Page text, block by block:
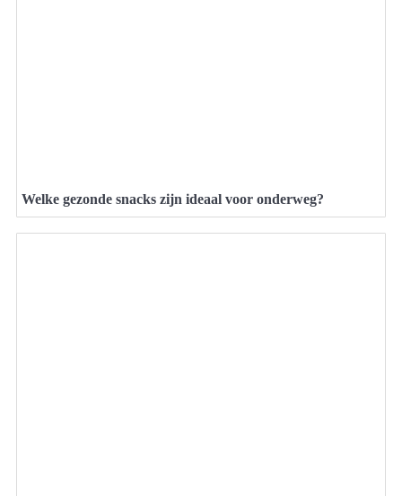
Welke gezonde snacks zijn ideaal voor onderweg?